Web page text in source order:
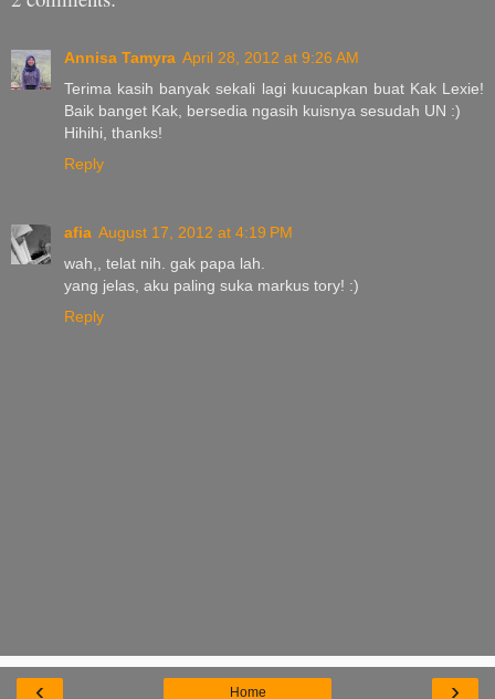
Annisa Tamyra April 28, 2012 at 9:26 AM
Terima kasih banyak sekali lagi kuucapkan buat Kak Lexie!
Baik banget Kak, bersedia ngasih kuisnya sesudah UN :)
Hihihi, thanks!
Reply
afia August 17, 2012 at 4:19 PM
wah,, telat nih. gak papa lah.
yang jelas, aku paling suka markus tory! :)
Reply
‹ ›
Home